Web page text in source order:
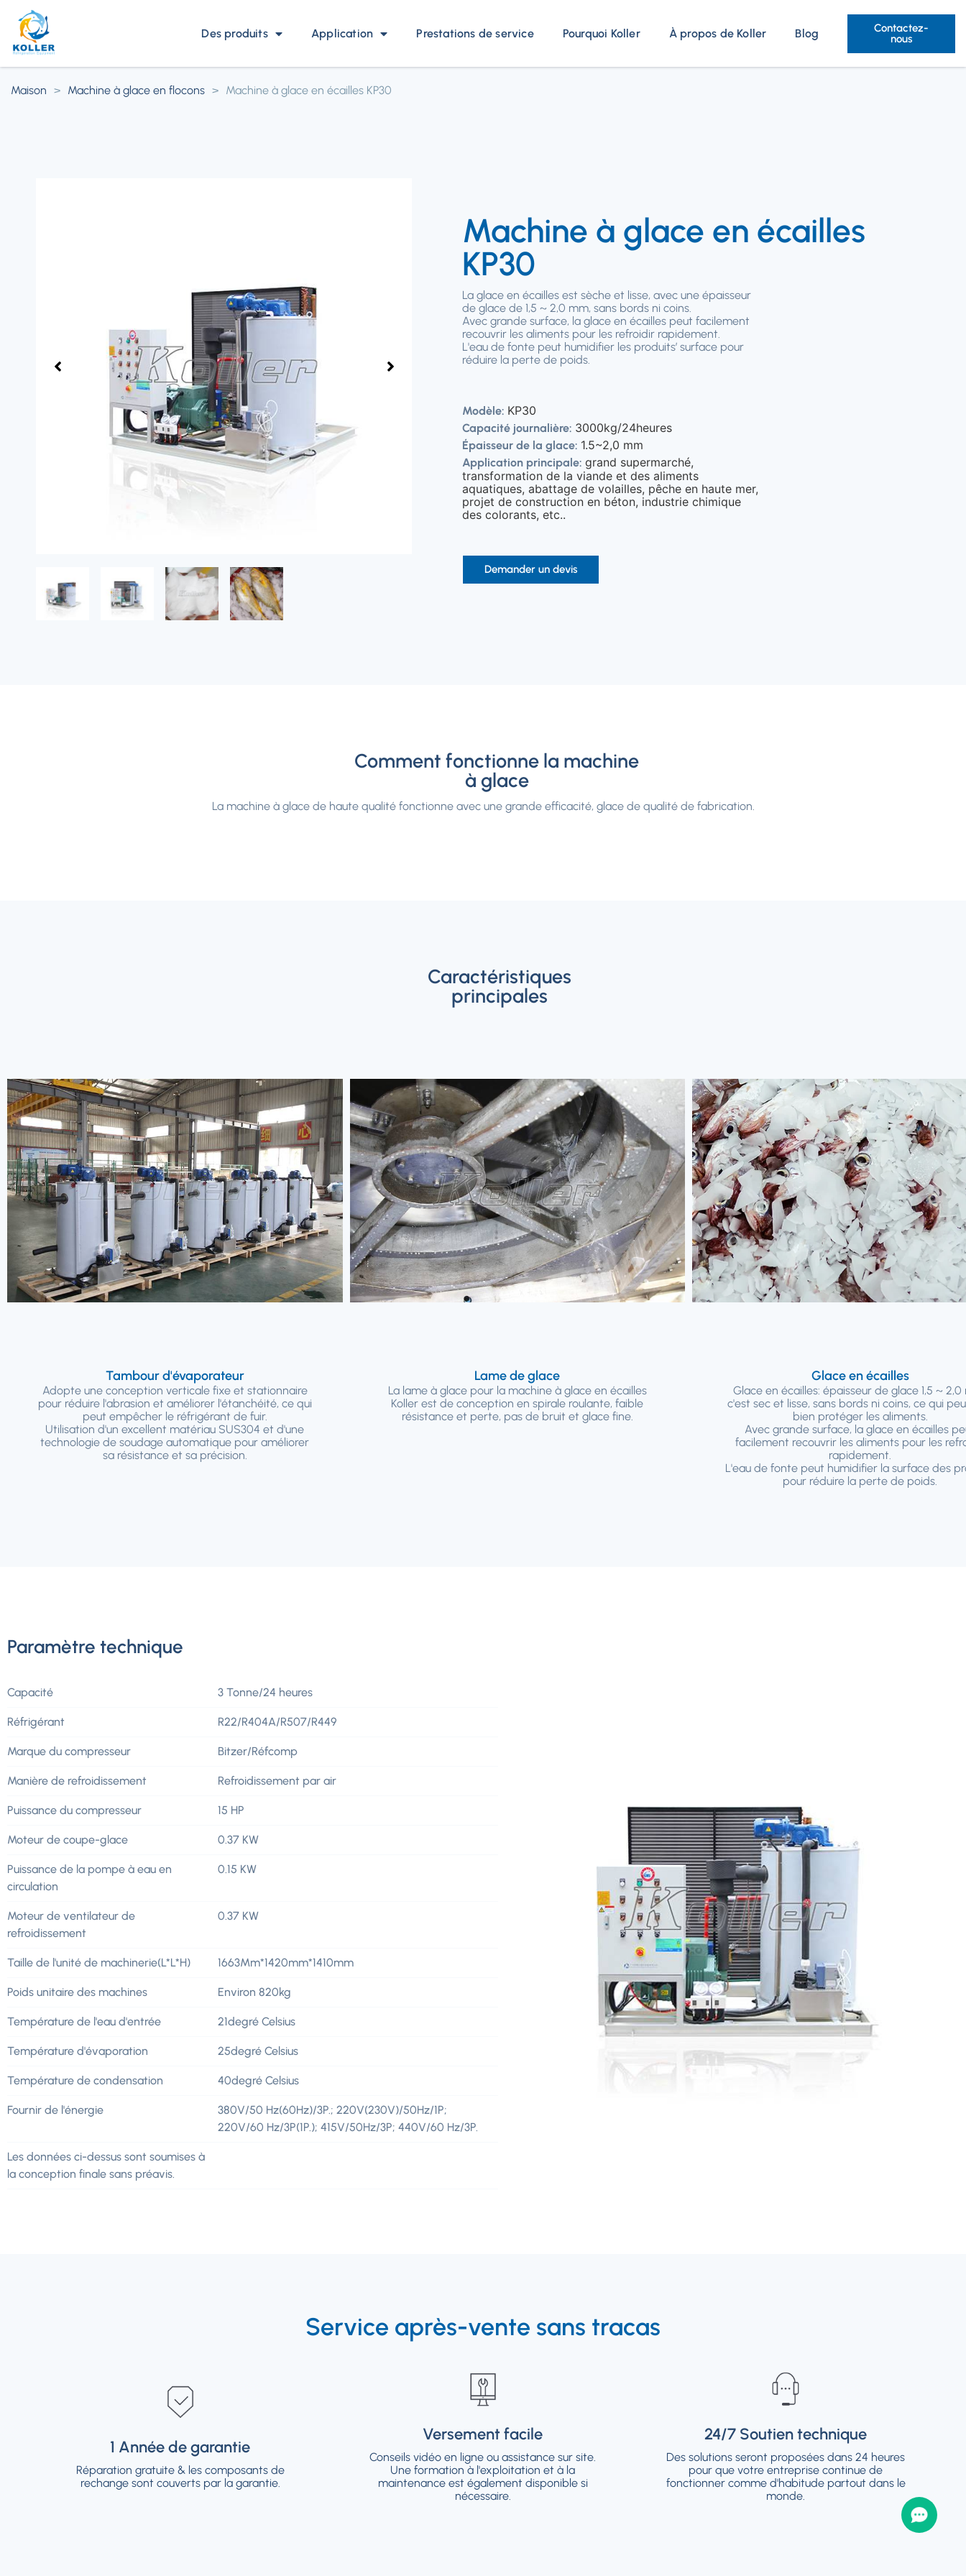
Des produits Application Prestations de service Pourquoi Koller À propos de Koller Blog
Contactez-
nous
Maison > Machine à glace en flocons > Machine à glace en écailles KP30
Machine à glace en écailles
KP30
La glace en écailles est sèche et lisse, avec une épaisseur
de glace de 1,5 ~ 2,0 mm, sans bords ni coins.
Avec grande surface, la glace en écailles peut facilement
recouvrir les aliments pour les refroidir rapidement.
L'eau de fonte peut humidifier les produits’ surface pour
réduire la perte de poids.
Modèle: KP30
Capacité journalière: 3000kg/24heures
Épaisseur de la glace: 1.5~2,0 mm
Application principale:grand supermarché,
transformation de la viande et des aliments
aquatiques, abattage de volailles, pêche en haute mer,
projet de construction en béton, industrie chimique
des colorants, etc..
Demander un devis
Comment fonctionne la machine
à glace
La machine à glace de haute qualité fonctionne avec une grande efficacité, glace de qualité de fabrication.
Caractéristiques
principales
Tambour d'évaporateur
Adopte une conception verticale fixe et stationnaire
pour réduire l'abrasion et améliorer l'étanchéité, ce qui
peut empêcher le réfrigérant de fuir.
Utilisation d'un excellent matériau SUS304 et d'une
technologie de soudage automatique pour améliorer
sa résistance et sa précision.
Lame de glace
La lame à glace pour la machine à glace en écailles
Koller est de conception en spirale roulante, faible
résistance et perte, pas de bruit et glace fine.
Glace en écailles
Glace en écailles: épaisseur de glace 1,5 ~ 2,0
c'est sec et lisse, sans bords ni coins, ce qui
bien protéger les aliments.
Avec grande surface, la glace en écailles
facilement recouvrir les aliments pour les
rapidement.
L'eau de fonte peut humidifier la surface des
pour réduire la perte de poids.
Paramètre technique
Capacité 3 Tonne/24 heures
Réfrigérant R22/R404A/R507/R449
Marque du compresseur Bitzer/Réfcomp
Manière de refroidissement Refroidissement par air
Puissance du compresseur 15 HP
Moteur de coupe-glace 0.37 KW
Puissance de la pompe à eau en
circulation
0.15 KW
Moteur de ventilateur de
refroidissement
0.37 KW
Taille de l'unité de machinerie(L*L*H) 1663Mm*1420mm*1410mm
Poids unitaire des machines Environ 820kg
Température de l'eau d'entrée 21degré Celsius
Température d'évaporation 25degré Celsius
Température de condensation 40degré Celsius
Fournir de l'énergie
380V/50 Hz(60Hz)/3P.; 220V(230V)/50Hz/1P;
220V/60 Hz/3P(1P.); 415V/50Hz/3P; 440V/60 Hz/3P.
Les données ci-dessus sont soumises à
la conception finale sans préavis.
Service après-vente sans tracas
1 Année de garantie
Réparation gratuite & les composants de
rechange sont couverts par la garantie.
1 Année de garantie
Réparation gratuite & les composants de
rechange sont couverts par la garantie.
Versement facile
Conseils vidéo en ligne ou assistance sur site.
Une formation à l'exploitation et à la
maintenance est également disponible si
nécessaire.
Versement facile
Conseils vidéo en ligne ou assistance sur site.
Une formation à l'exploitation et à la
maintenance est également disponible si
nécessaire.
24/7 Soutien technique
Des solutions seront proposées dans 24 heures
pour que votre entreprise continue de
fonctionner comme d'habitude partout dans le
monde.
24/7 Soutien technique
Des solutions seront proposées dans 24 heures
pour que votre entreprise continue de
fonctionner comme d'habitude partout dans le
monde.